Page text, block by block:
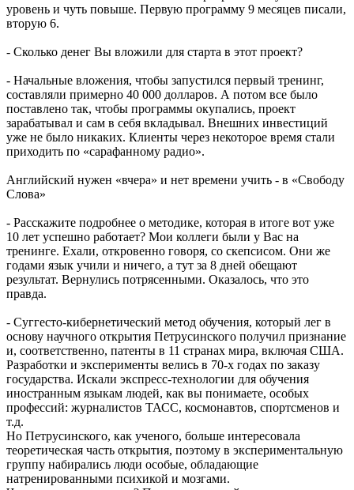
уровень и чуть повыше. Первую программу 9 месяцев писали,
вторую 6.
- Сколько денег Вы вложили для старта в этот проект?
- Начальные вложения, чтобы запустился первый тренинг,
составляли примерно 40 000 долларов. А потом все было
поставлено так, чтобы программы окупались, проект
зарабатывал и сам в себя вкладывал. Внешних инвестиций
уже не было никаких. Клиенты через некоторое время стали
приходить по «сарафанному радио».
Английский нужен «вчера» и нет времени учить - в «Свободу
Слова»
- Расскажите подробнее о методике, которая в итоге вот уже
10 лет успешно работает? Мои коллеги были у Вас на
тренинге. Ехали, откровенно говоря, со скепсисом. Они же
годами язык учили и ничего, а тут за 8 дней обещают
результат. Вернулись потрясенными. Оказалось, что это
правда.
- Суггесто-кибернетический метод обучения, который лег в
основу научного открытия Петрусинского получил признание
и, соответственно, патенты в 11 странах мира, включая США.
Разработки и эксперименты велись в 70-х годах по заказу
государства. Искали экспресс-технологии для обучения
иностранным языкам людей, как вы понимаете, особых
профессий: журналистов ТАСС, космонавтов, спортсменов и
т.д.
Но Петрусинского, как ученого, больше интересовала
теоретическая часть открытия, поэтому в экспериментальную
группу набирались люди особые, обладающие
натренированными психикой и мозгами.